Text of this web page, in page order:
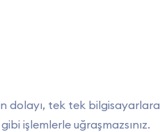
dolayı, tek tek bilgisayarlara
işlemlerle uğraşmazsınız.